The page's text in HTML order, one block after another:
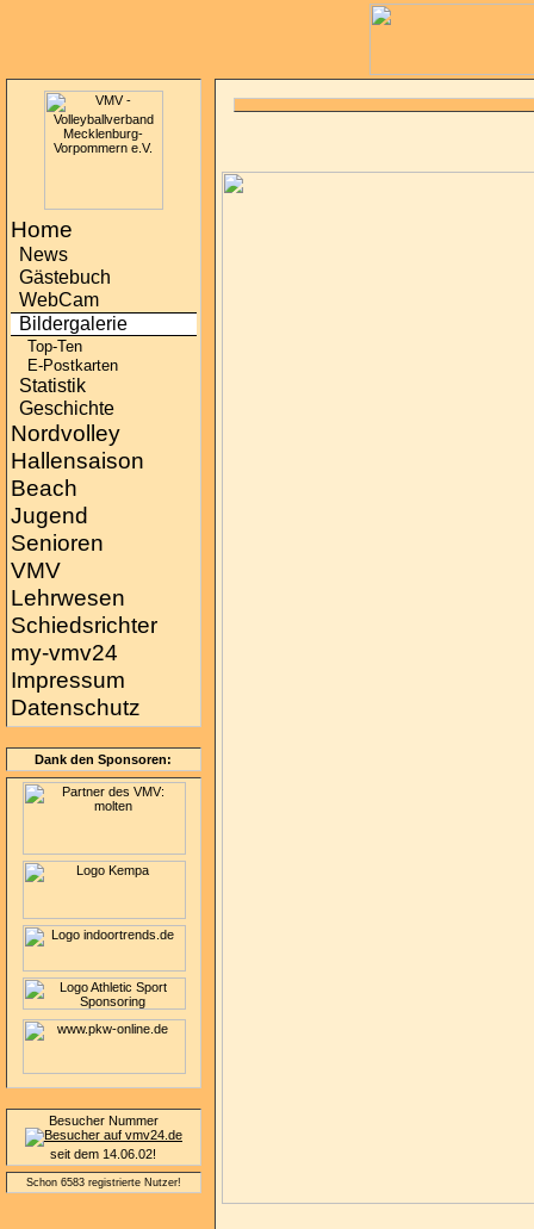
Home
News
Gästebuch
WebCam
Bildergalerie
Top-Ten
E-Postkarten
Statistik
Geschichte
Nordvolley
Hallensaison
Beach
Jugend
Senioren
VMV
Lehrwesen
Schiedsrichter
my-vmv24
Impressum
Datenschutz
Dank den Sponsoren:
Besucher Nummer
seit dem 14.06.02!
Schon 6583 registrierte Nutzer!